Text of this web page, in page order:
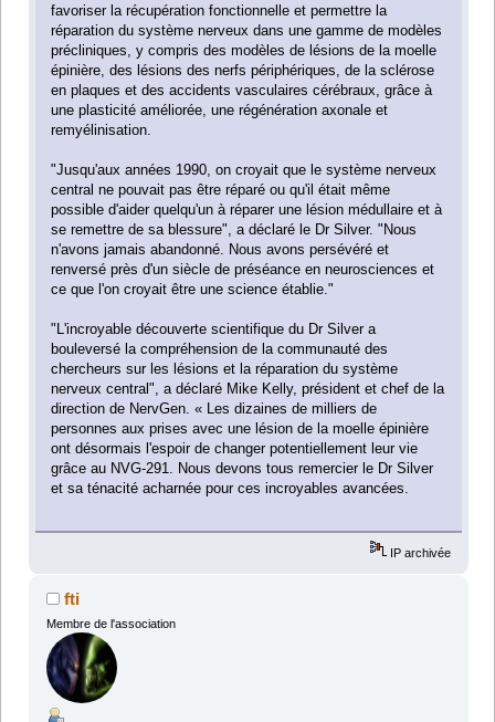
favoriser la récupération fonctionnelle et permettre la
réparation du système nerveux dans une gamme de modèles
précliniques, y compris des modèles de lésions de la moelle
épinière, des lésions des nerfs périphériques, de la sclérose
en plaques et des accidents vasculaires cérébraux, grâce à
une plasticité améliorée, une régénération axonale et
remyélinisation.
"Jusqu'aux années 1990, on croyait que le système nerveux
central ne pouvait pas être réparé ou qu'il était même
possible d'aider quelqu'un à réparer une lésion médullaire et à
se remettre de sa blessure", a déclaré le Dr Silver. "Nous
n'avons jamais abandonné. Nous avons persévéré et
renversé près d'un siècle de préséance en neurosciences et
ce que l'on croyait être une science établie."
"L'incroyable découverte scientifique du Dr Silver a
bouleversé la compréhension de la communauté des
chercheurs sur les lésions et la réparation du système
nerveux central", a déclaré Mike Kelly, président et chef de la
direction de NervGen. « Les dizaines de milliers de
personnes aux prises avec une lésion de la moelle épinière
ont désormais l'espoir de changer potentiellement leur vie
grâce au NVG-291. Nous devons tous remercier le Dr Silver
et sa ténacité acharnée pour ces incroyables avancées.
IP archivée
fti
Membre de l'association